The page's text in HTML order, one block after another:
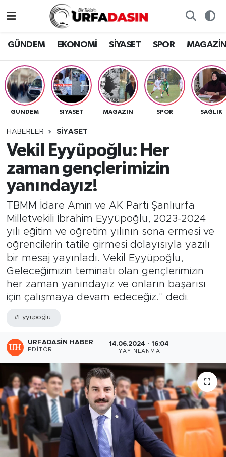
GÜNDEM EKONOMİ SİYASET SPOR
GÜNDEM SİYASET MAGAZİN SPOR SAĞLIK
HABERLER SİYASET
Vekil Eyyüpoğlu: Her
zaman gençlerimizin
yanındayız!
TBMM İdare Amiri ve AK Parti Şanlıurfa
Milletvekili İbrahim Eyyüpoğlu, 2023-2024
yılı eğitim ve öğretim yılının sona ermesi ve
öğrencilerin tatile girmesi dolayısıyla yazılı
bir mesaj yayınladı. Vekil Eyyüpoğlu,
Geleceğimizin teminatı olan gençlerimizin
her zaman yanındayız ve onların başarısı
için çalışmaya devam edeceğiz." dedi.
#Eyyüpoğlu
URFADASIN HABER
EDITÖR
14.06.2024 - 16:04
YAYINLANMA
EKONOMİ
SİYASET
SPOR
MAGAZİN
SAĞLIK
TEKNOLOJİ
OTOMOBİL
Gizlilik ve Güvenlik Politikası
İletişim
Nöbetçi Eczaneler
Hava Durumu
Namaz Vakitleri
Trafik Durumu
Süper Lig Puan Durumu ve Fikstür
Tüm Manşetler
Son Dakika Haberleri
Haber Arşivi